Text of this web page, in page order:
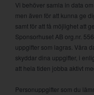
Vi behöver samla in data
men även för att kunna ge
samt för att få möjlighet att
Sponsorhuset AB org.nr.
uppgifter som lagras. Våra
skyddar dina uppgifter, i
att hela tiden jobba aktivt
Personuppgifter som du